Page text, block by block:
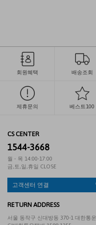
회원혜택 배송조회
제휴문의 베스트100
CS CENTER
1544-3668
월 - 목 14:00-17:00
금,토,일,휴일 CLOSE
고객센터 연결
RETURN ADDRESS
서울 동작구 신대방동 370-1 대한통